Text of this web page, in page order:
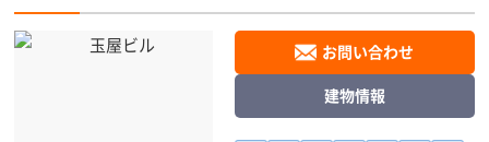
お問い合わせ
建物情報